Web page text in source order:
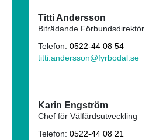
Titti Andersson
Biträdande Förbundsdirektör
Telefon: 0522-44 08 54
titti.andersson@fyrbodal.se
Karin Engström
Chef för Välfärdsutveckling
Telefon: 0522-44 08 21